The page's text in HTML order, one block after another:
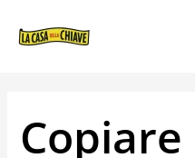
Copiare
ARTICOLI